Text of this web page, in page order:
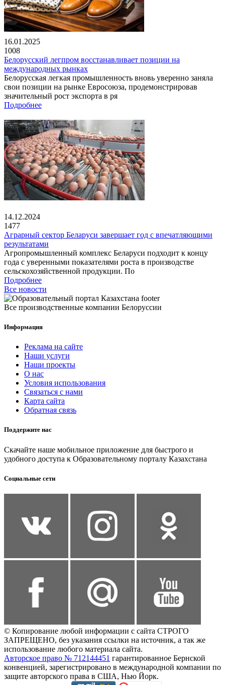
16.01.2025
1008
Белорусский легпром восстанавливает позиции на
международных рынках
Белорусская легкая промышленность вновь уверенно заняла
свои позиции на рынке Евросоюза, продемонстрировав
значительный рост экспорта в ря
Подробнее
14.12.2024
1477
Аграрный сектор Беларуси завершает год с впечатляющими
результатами
Агропромышленный комплекс Беларуси подходит к концу
года с уверенными показателями роста в производстве
сельскохозяйственной продукции. По
Подробнее
Все новости
Все производственные компании Белоруссии
Информация
Реклама на сайте
Наши услуги
Наши проекты
О нас
Условия использования
Связаться с нами
Карта сайта
Обратная связь
Поддержите нас
Скачайте наше мобильное приложение для быстрого и
удобного доступа к Образовательному порталу Казахстана
Социальные сети
© Копирование любой информации с сайта СТРОГО
ЗАПРЕЩЕНО, без указания ссылки на источник, а так же
использование любого материала сайта.
Авторское право № 712144451 гарантированное Бернской
конвенцией, зарегистрировано в международной компании по
защите авторского права в США, Нью Йорк.